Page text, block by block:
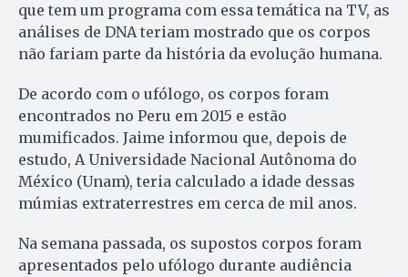
que tem um programa com essa temática na TV, as
análises de DNA teriam mostrado que os corpos
não fariam parte da história da evolução humana.
De acordo com o ufólogo, os corpos foram
encontrados no Peru em 2015 e estão
mumificados. Jaime informou que, depois de
estudo, A Universidade Nacional Autônoma do
México (Unam), teria calculado a idade dessas
múmias extraterrestres em cerca de mil anos.
Na semana passada, os supostos corpos foram
apresentados pelo ufólogo durante audiência